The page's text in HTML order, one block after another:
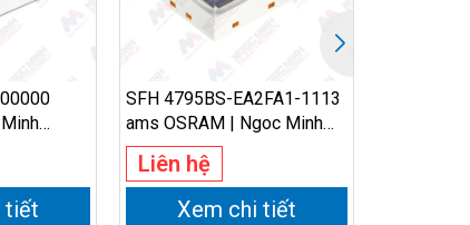
tiết
SFH 4795BS-EA2FA1-1113
ams OSRAM | Ngoc Minh
Electronics
Liên hệ
Xem chi tiết